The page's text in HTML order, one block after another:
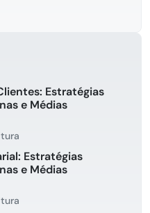
Estratégias
e Médias
Estratégias
e Médias